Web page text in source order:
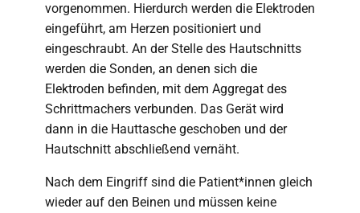
vorgenommen. Hierdurch werden die Elektroden
eingeführt, am Herzen positioniert und
eingeschraubt. An der Stelle des Hautschnitts
werden die Sonden, an denen sich die
Elektroden befinden, mit dem Aggregat des
Schrittmachers verbunden. Das Gerät wird
dann in die Hauttasche geschoben und der
Hautschnitt abschließend vernäht.
Nach dem Eingriff sind die Patient*innen gleich
wieder auf den Beinen und müssen keine